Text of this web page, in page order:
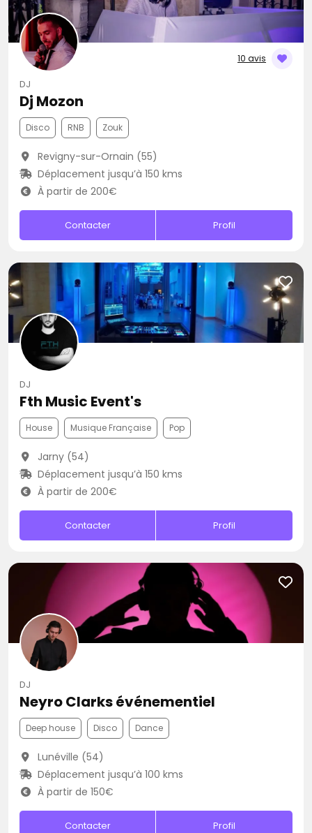
10 avis
DJ
Dj Mozon
Disco RNB Zouk
Revigny-sur-Ornain (55)
Déplacement jusqu’à 150 kms
À partir de 200€
Contacter Profil
DJ
Fth Music Event's
House Musique Française Pop
Jarny (54)
Déplacement jusqu’à 150 kms
À partir de 200€
Contacter Profil
DJ
Neyro Clarks événementiel
Deep house Disco Dance
Lunéville (54)
Déplacement jusqu’à 100 kms
À partir de 150€
Contacter Profil